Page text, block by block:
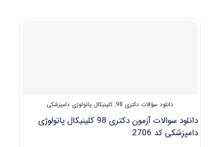
دکتری
دانلود سؤالات دکتری 98 ,کلینیکال پاتولوژی دامپزشکی
دانلود سوالات آزمون دکتری 98 کلینیکال پاتولوژی
دامپزشکی کد 2706